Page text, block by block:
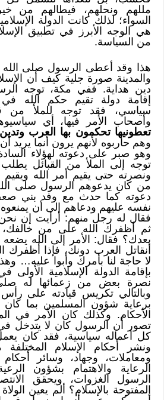
مللهم ونحلهم، فيطالهم من
السواء؛ لذلك كانت الدولة
هي الوجه الأبرز في تطبيق
من السياسة.
هذا وقد أعطى الرسول صلى
والمدينة صورة جلية كيف أن
دين هداية. ففي مكة، توجه
إقامة دولة تقيم حكم الله
سياسي، فقد توجه للملأ من
وأصحاب الأمر فيها، أي
تعطونيها تحكمون بها العرب
وهم حاربوه لأنهم يرون أنما يريد
وهو صبر على دعوته لهؤلاء
توجه إلى الملأ من القبائل يطلب
ونصرته حتى يقيم أمر الله ويقيم
من كان يدعوهم الرسول صلى
دعوته كما حدث مع وفد بني
نفسه عليهم ودعاهم إلى أن يمنعوه
فقال له رجل منهم: أرأيت إن
ثم أظفرك الله على من خالفك،
بعدك؟ فقال: الأمر إلى الله
أنقاتل العرب دونك، فإذا أظفرك
لا حاجة لنا بأمرك وأبوا عليه…
بإقامة الدولة الإسلامية
نصرة بعض من زعمائها له
وبالتالي تكريس قيادته على رأس
برعاية شؤون المسلمين بما
الأحكام. وكذلك كان الأمر في
تصور أن الرسول كان لا يتدخل
كل أعماله سياسية، فقد كان
ونشر أحكام الإسلام
ومعاملات، وجهاد، وسائر
الرعاية والاهتمام بشؤون
الرسول الغزوات، ويحقق
المفتوحة بالإسلام؟ ألم يعين